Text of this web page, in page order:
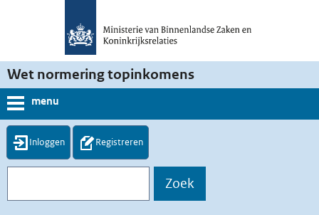
Wet normering topinkomens
menu
Inloggen Registreren